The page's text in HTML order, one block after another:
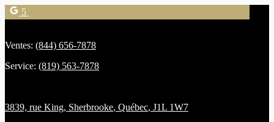
5
Ventes: (844) 656-7878
Service: (819) 563-7878
3839, rue King, Sherbrooke, Québec, J1L 1W7